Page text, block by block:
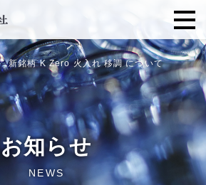
お知らせ
NEWS
新銘柄 K Zero 火入れ 移調 について